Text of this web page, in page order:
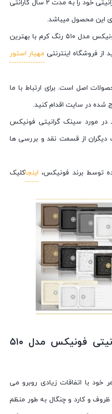
برند فونیکس تمام سینک های گرانیتی خود را به مدت ۲ سال گارانتی
این محصول میباشد.
شما برای خرید سینک گرانیتی فونیکس مدل ۵۱۰ رنگ کرم با بهترین
فروشگاه اینترنتی مهیار استور
اصل است. برای ارتباط با ما
شده در سایت اقدام کنید.
مورد سینک گرانیتی فونیکس
نظرات دیگران از قسمت نقد و بررسی ها
توسط برند فونیکس، اینجاکلیک
ویژگی های سینک گرانیتی فونیکس مدل ۵۱۰
با اتفاقات زیادی روبرو می
و کارد و چنگال به طور منظم